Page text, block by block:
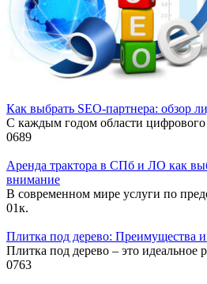
Как выбрать SEO-партнера: обзор
С каждым годом области цифрового
0689
Аренда трактора в СПб и ЛО как
внимание
В современном мире услуги по
01к.
Плитка под дерево: Преимущества
Плитка под дерево – это идеальное
0763